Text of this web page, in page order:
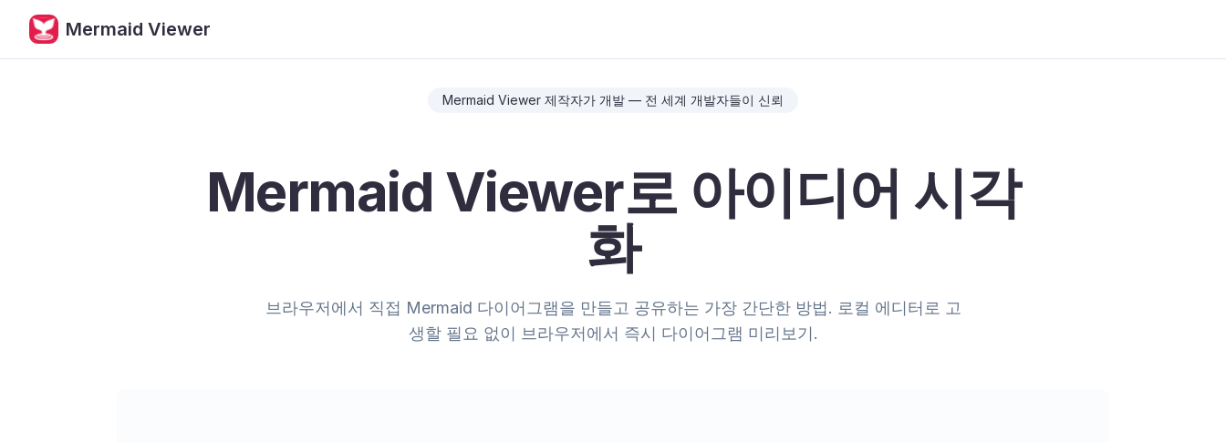
Mermaid Viewer
Mermaid墨美图表 - 专业的在线流程图编辑器
Mermaid Viewer 제작자가 개발 — 전 세계 개발자들이 신뢰
Mermaid Viewer로 아이디어 시각
화
브라우저에서 직접 Mermaid 다이어그램을 만들고 공유하는 가장 간단한 방법. 로컬 에디터로 고
생할 필요 없이 브라우저에서 즉시 다이어그램 미리보기.